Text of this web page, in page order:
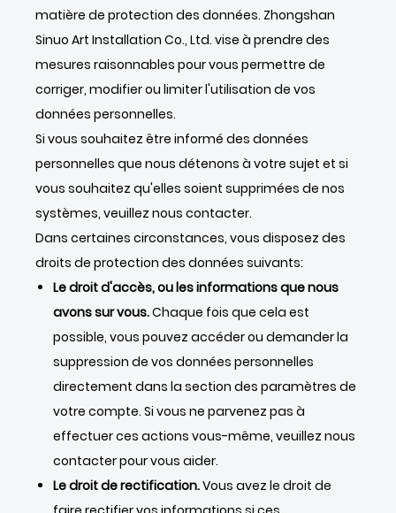
matière de protection des données. Zhongshan
Sinuo Art Installation Co., Ltd. vise à prendre des
mesures raisonnables pour vous permettre de
corriger, modifier ou limiter l'utilisation de vos
données personnelles.
Si vous souhaitez être informé des données
personnelles que nous détenons à votre sujet et si
vous souhaitez qu'elles soient supprimées de nos
systèmes, veuillez nous contacter.
Dans certaines circonstances, vous disposez des
droits de protection des données suivants:
Le droit d'accès, ou les informations que nous
avons sur vous.Chaque fois que cela est
possible, vous pouvez accéder ou demander la
suppression de vos données personnelles
directement dans la section des paramètres de
votre compte. Si vous ne parvenez pas à
effectuer ces actions vous-même, veuillez nous
contacter pour vous aider.
Le droit de rectification.Vous avez le droit de